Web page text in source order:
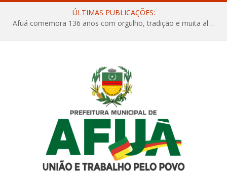
ÚLTIMAS PUBLICAÇÕES:
Afuá comemora 136 anos com orgulho, tradição e muita alegria na Quadra Dr. Nelson Salomão